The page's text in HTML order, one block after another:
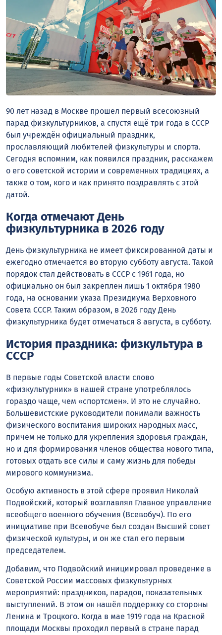
90 лет назад в Москве прошел первый всесоюзный
парад физкультурников, а спустя ещё три года в СССР
был учреждён официальный праздник,
прославляющий любителей физкультуры и спорта.
Сегодня вспомним, как появился праздник, расскажем
о его советской истории и современных традициях, а
также о том, кого и как принято поздравлять с этой
датой.
Когда отмечают День
физкультурника в 2026 году
День физкультурника не имеет фиксированной даты и
ежегодно отмечается во вторую субботу августа. Такой
порядок стал действовать в СССР с 1961 года, но
официально он был закреплен лишь 1 октября 1980
года, на основании указа Президиума Верховного
Совета СССР. Таким образом, в 2026 году День
физкультурника будет отмечаться 8 августа, в субботу.
История праздника: физкультура в
СССР
В первые годы Советской власти слово
«физкультурник» в нашей стране употреблялось
гораздо чаще, чем «спортсмен». И это не случайно.
Большевистские руководители понимали важность
физического воспитания широких народных масс,
причем не только для укрепления здоровья граждан,
но и для формирования членов общества нового типа,
готовых отдать все силы и саму жизнь для победы
мирового коммунизма.
Особую активность в этой сфере проявил Николай
Подвойский, который возглавлял Главное управление
всеобщего военного обучения (Всевобуч). По его
инициативе при Всевобуче был создан Высший совет
физической культуры, и он же стал его первым
председателем.
Добавим, что Подвойский инициировал проведение в
Советской России массовых физкультурных
мероприятий: праздников, парадов, показательных
выступлений. В этом он нашёл поддержку со стороны
Ленина и Троцкого. Когда в мае 1919 года на Красной
площади Москвы проходил первый в стране парад